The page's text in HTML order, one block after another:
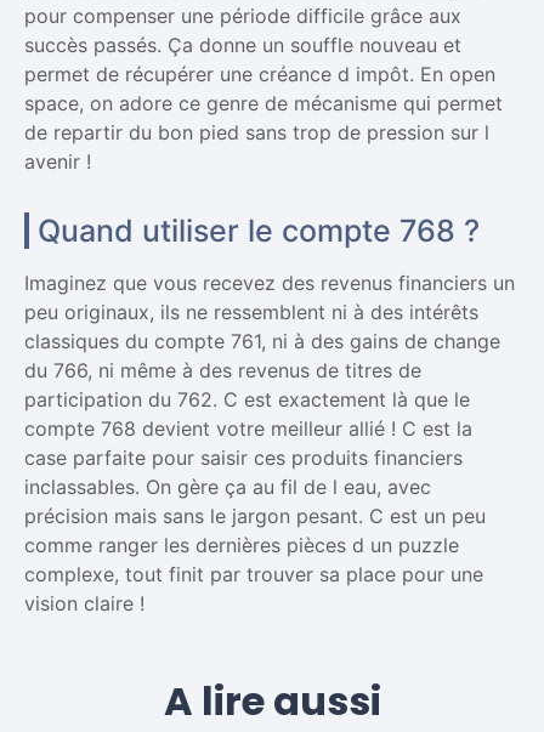
pour compenser une période difficile grâce aux
succès passés. Ça donne un souffle nouveau et
permet de récupérer une créance d impôt. En open
space, on adore ce genre de mécanisme qui permet
de repartir du bon pied sans trop de pression sur l
avenir !
Quand utiliser le compte 768 ?
Imaginez que vous recevez des revenus financiers un
peu originaux, ils ne ressemblent ni à des intérêts
classiques du compte 761, ni à des gains de change
du 766, ni même à des revenus de titres de
participation du 762. C est exactement là que le
compte 768 devient votre meilleur allié ! C est la
case parfaite pour saisir ces produits financiers
inclassables. On gère ça au fil de l eau, avec
précision mais sans le jargon pesant. C est un peu
comme ranger les dernières pièces d un puzzle
complexe, tout finit par trouver sa place pour une
vision claire !
A lire aussi